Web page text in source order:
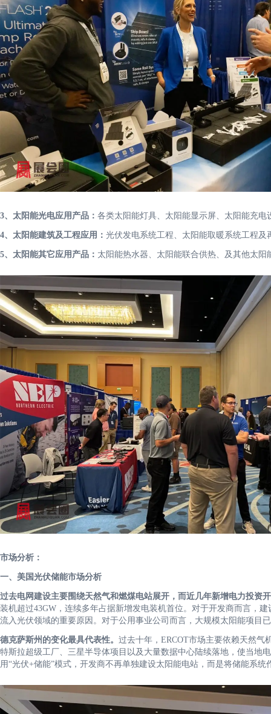
3、太阳能光电应用产品： 各类太阳能灯具、太阳能显示屏、太阳能充电
4、太阳能建筑及工程应用： 光伏发电系统工程、太阳能取暖系统工程
5、太阳能其它应用产品： 太阳能热水器、太阳能联合供热、及其他太阳
市场分析：
一、美国光伏储能市场分析
过去电网建设主要围绕天然气和燃煤电站展开，而近几年新增电力投资
装机超过43GW，连续多年占据新增发电装机首位。对于开发商而言，
流入光伏领域的重要原因。对于公用事业公司而言，大规模太阳能项目
德克萨斯州的变化最具代表性。 过去十年，ERCOT市场主要依赖天然气
特斯拉超级工厂、三星半导体项目以及大量数据中心陆续落地，使当地
用“光伏+储能”模式，开发商不再单独建设太阳能电站，而是将储能系统